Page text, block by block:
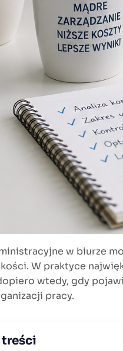
w biurze
W praktyce
wtedy, gdy
pracy.
treści